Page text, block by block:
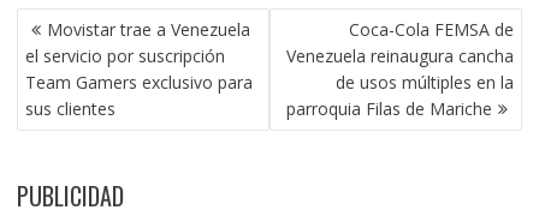
NAVEGACIÓN
DE
ENTRADAS
Movistar trae a Venezuela
el servicio por suscripción
Team Gamers exclusivo para
sus clientes
Coca-Cola FEMSA de
Venezuela reinaugura cancha
de usos múltiples en la
parroquia Filas de Mariche
PUBLICIDAD